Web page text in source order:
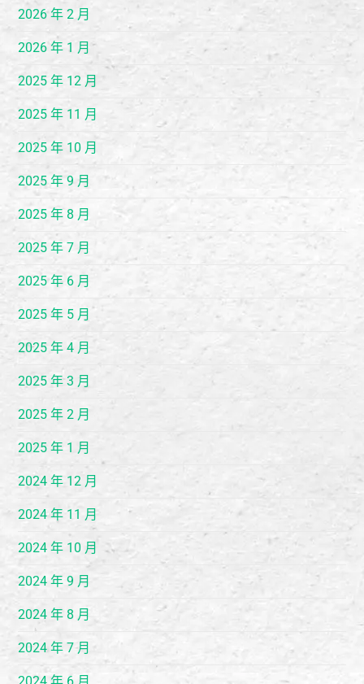
2026 年 2 月
2026 年 1 月
2025 年 12 月
2025 年 11 月
2025 年 10 月
2025 年 9 月
2025 年 8 月
2025 年 7 月
2025 年 6 月
2025 年 5 月
2025 年 4 月
2025 年 3 月
2025 年 2 月
2025 年 1 月
2024 年 12 月
2024 年 11 月
2024 年 10 月
2024 年 9 月
2024 年 8 月
2024 年 7 月